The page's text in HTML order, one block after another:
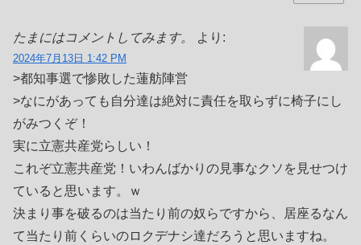
たまにはコメントしてみます。 より:
2024年7月13日 1:42 PM
>都知事選で惨敗した蓮舫陣営
>なにがあっても自分達は絶対に責任を取らずに椅子にし
がみつくぞ！
実に立憲共産党らしい！
これぞ立憲共産党！いわんばかりの見事なクソを見せつけ
ていると思います。ｗ
決まり事を破るのは当たり前の奴らですから、居座るなん
て当たり前くらいのロクデナシ達だろうと思いますね。